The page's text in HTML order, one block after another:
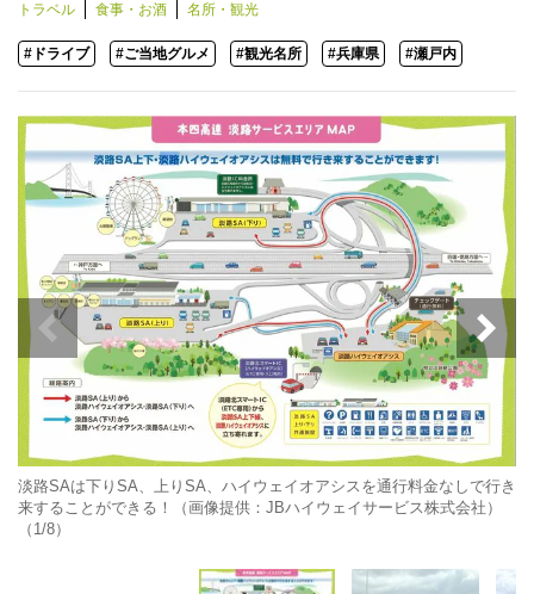
トラベル 食事・お酒 名所・観光
#ドライブ #ご当地グルメ #観光名所 #兵庫県 #瀬戸内
淡路SAは下りSA、上りSA、ハイウェイオアシスを通行料金なしで行き
来することができる！（画像提供：JBハイウェイサービス株式会社）
（1/8）